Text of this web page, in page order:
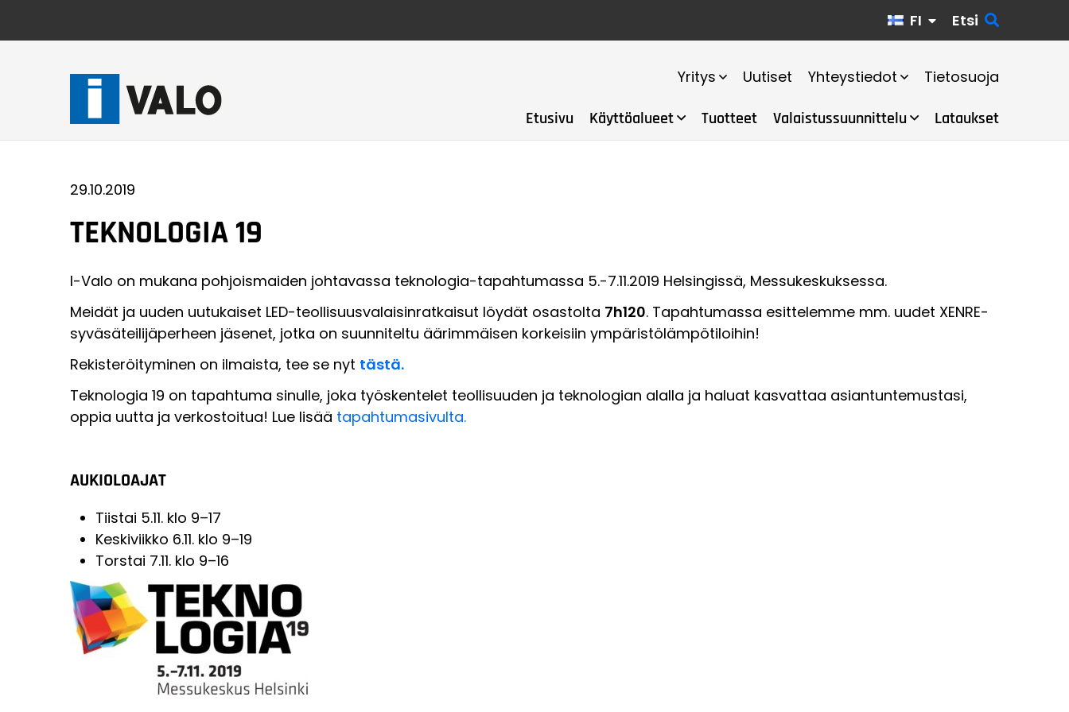
FI Etsi
Yritys Uutiset Yhteystiedot Tietosuoja
Etusivu Käyttöalueet Tuotteet Valaistussuunnittelu Lataukset
29.10.2019
TEKNOLOGIA 19
I-Valo on mukana pohjoismaiden johtavassa teknologia-tapahtumassa 5.-7.11.2019 Helsingissä, Messukeskuksessa.
Meidät ja uuden uutukaiset LED-teollisuusvalaisinratkaisut löydät osastolta 7h120. Tapahtumassa esittelemme mm. uudet XENRE-
syväsäteilijäperheen jäsenet, jotka on suunniteltu äärimmäisen korkeisiin ympäristölämpötiloihin!
Rekisteröityminen on ilmaista, tee se nyt tästä.
Teknologia 19 on tapahtuma sinulle, joka työskentelet teollisuuden ja teknologian alalla ja haluat kasvattaa asiantuntemustasi,
oppia uutta ja verkostoitua! Lue lisää tapahtumasivulta.
AUKIOLOAJAT
Tiistai 5.11. klo 9–17
Keskiviikko 6.11. klo 9–19
Torstai 7.11. klo 9–16